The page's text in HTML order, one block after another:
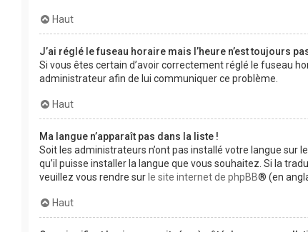
Haut
J’ai réglé le fuseau horaire mais l’heure n’est toujours
Si vous êtes certain d’avoir correctement réglé le fuseau
administrateur afin de lui communiquer ce problème.
Haut
Ma langue n’apparaît pas dans la liste !
Soit les administrateurs n’ont pas installé votre langue sur
qu’il puisse installer la langue que vous souhaitez. Si la
veuillez vous rendre sur le site internet de phpBB® (en
Haut